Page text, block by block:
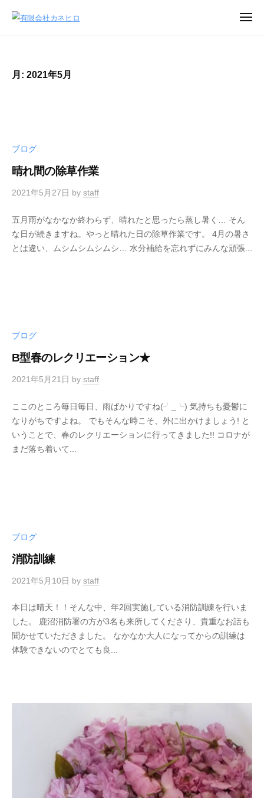
社
ロ
た
サ
ポ
ト
メ
月: 2021年5月
ブログ
晴れ間の除草作業
2021年5月27日 by staff
五月雨がなかなか終わらず、晴れたと思ったら蒸し暑く… そん
な日が続きますね。やっと晴れた日の除草作業です。 4月の暑さ
とは違い、ムシムシムシムシ… 水分補給を忘れずにみんな頑張...
ブログ
B型春のレクリエーション★
2021年5月21日 by staff
ここのところ毎日毎日、雨ばかりですね(╯_╰) 気持ちも憂鬱に
なりがちですよね。 でもそんな時こそ、外に出かけましょう! と
いうことで、春のレクリエーションに行ってきました!! コロナが
まだ落ち着いて...
ブログ
消防訓練
2021年5月10日 by staff
本日は晴天！！そんな中、年2回実施している消防訓練を行いま
した。 鹿沼消防署の方が3名も来所してくださり、貴重なお話も
聞かせていただきました。 なかなか大人になってからの訓練は
体験できないのでとても良...